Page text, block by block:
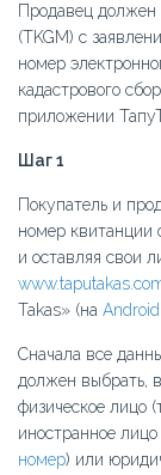
Продавец должен
(TKGM) с
номер
кадастрового
приложении
Шаг 1
Покупатель и
номер квитанции
и оставляя свои
Takas» (на Android
Сначала все
должен выбрать,
физическое лицо
иностранное лицо
номер) или